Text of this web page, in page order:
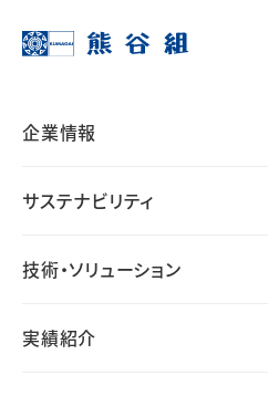
企業情報
サステナビリティ
技術・ソリューション
実績紹介